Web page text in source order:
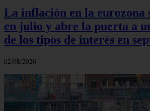
La inflación en la eurozona
en julio y abre la puerta a
de los tipos de interés en
02/08/2026